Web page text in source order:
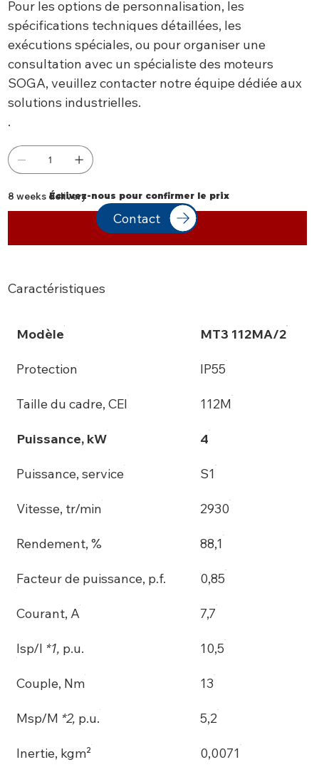
Pour les options de personnalisation, les
spécifications techniques détaillées, les
exécutions spéciales, ou pour organiser une
consultation avec un spécialiste des moteurs
SOGA, veuillez contacter notre équipe dédiée aux
solutions industrielles.
.
8 weeks delivery
Contact Us
Caractéristiques
Modèle MT3 112MA/2
Protection IP55
Taille du cadre, CEI 112M
Puissance, kW 4
Puissance, service S1
Vitesse, tr/min 2930
Rendement, % 88,1
Facteur de puissance, p.f. 0,85
Courant, A 7,7
Isp/I *1, p.u. 10,5
Couple, Nm 13
Msp/M *2, p.u. 5,2
Inertie, kgm² 0,0071
Écrivez-nous pour confirmer le prix
Contact